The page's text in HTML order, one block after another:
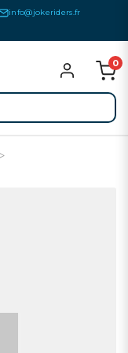
info@jokeriders.fr
0